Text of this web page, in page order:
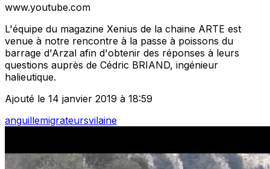
www.youtube.com
L'équipe du magazine Xenius de la chaine ARTE est
venue à notre rencontre à la passe à poissons du
barrage d'Arzal afin d'obtenir des réponses à leurs
questions auprès de Cédric BRIAND, ingénieur
halieutique.
Ajouté le 14 janvier 2019 à 18:59
anguillemigrateursvilaine